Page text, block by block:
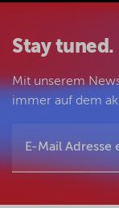
Stay tuned.
Mit unserem
immer auf dem